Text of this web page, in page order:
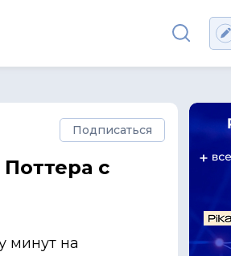
Подписаться
с
минут на